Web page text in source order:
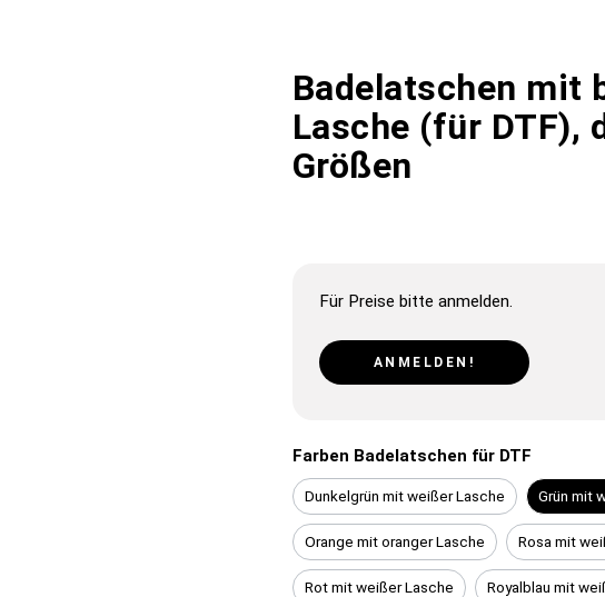
Badelatschen mit
Lasche (für DTF),
Größen
Für Preise bitte anmelden.
ANMELDEN!
Farben Badelatschen für DTF
Dunkelgrün mit weißer Lasche Grün mit
Orange mit oranger Lasche Rosa mit
Rot mit weißer Lasche Royalblau mit